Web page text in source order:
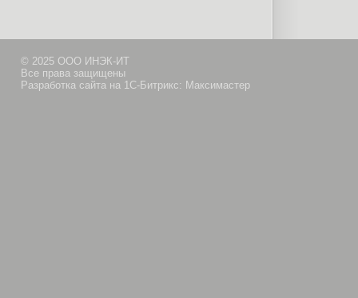
© 2025 ООО ИНЭК-ИТ
Все права защищены
Разработка сайта на 1С-Битрикс: Максимастер